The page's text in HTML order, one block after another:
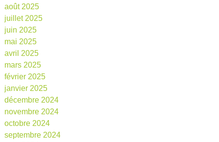
août 2025
juillet 2025
juin 2025
mai 2025
avril 2025
mars 2025
février 2025
janvier 2025
décembre 2024
novembre 2024
octobre 2024
septembre 2024